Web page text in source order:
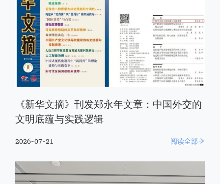
《新华文摘》刊发郑永年文章：中国外交的
文明底蕴与实践逻辑
2026-07-21 阅读全部